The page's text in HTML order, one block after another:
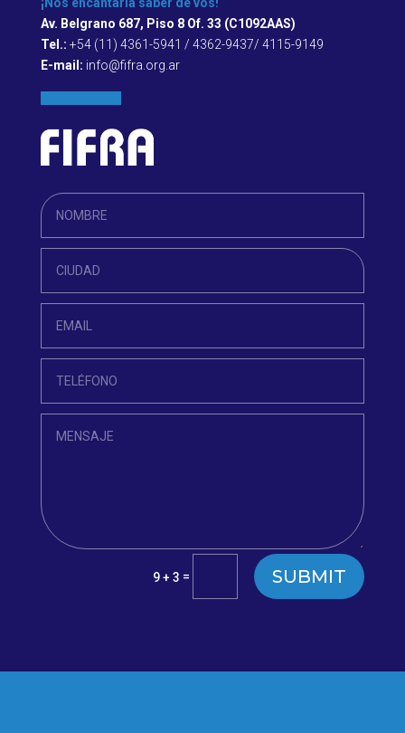
Av. Belgrano 687, Piso 8 Of. 33 (C1092AAS)
Tel.: +54 (11) 4361-5941 / 4362-9437/ 4115-9149
E-mail: info@fifra.org.ar
9 + 3 = SUBMIT